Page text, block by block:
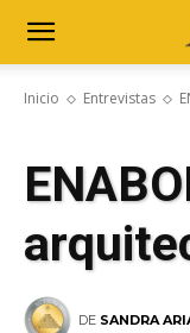
Inicio Entrevistas
DE SANDRA